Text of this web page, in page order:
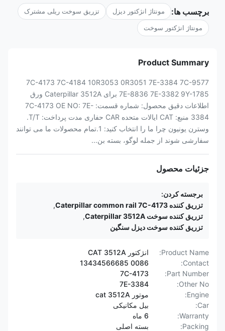
برچسب ها: مونتاژ انژکتور دیزل تزریق سوخت ریلی مشترک
مونتاژ انژکتور سوخت
Product Summary
7C-4173 7C-4184 10R3053 0R3051 7E-3384 7C-9577
7E-8836 7E-3382 9Y-1785 برای Caterpillar 3512A ورق
اطلاعات دقیق محصول: شماره قسمت: 7C-4173 OE NO: 7E-
3384 منبع: CAT ایالات متحده CAR حفاری مدت پرداخت: T/T.
وسترن یونیون چرا ما را انتخاب کنید: 1.تمام محصولات ما می توانند
سفارشی شوند از جمله لوگو، بسته بن...
جزئیات محصول
برجسته کردن:
تزریق کننده Caterpillar common rail 7C-4173
,
تزریق کننده سوخت Caterpillar 3512A
,
تزریق کننده سوخت دیزل سنگین
Product Name:
انژکتور CAT 3512A
Contact:
0086 13434566685
Part Number:
7C-4173
Other No:
7E-3384
Engine:
موتور cat 3512A
Car:
بیل مکانیکی
Warranty:
6 ماه
Packing:
بسته اصلی